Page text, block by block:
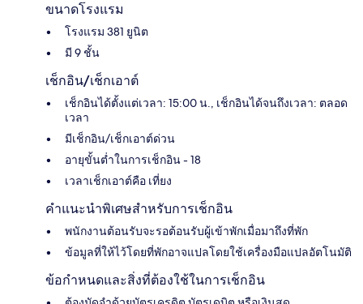
ขนาดโรงแรม
โรงแรม 381 ยูนิต
มี 9 ชั้น
เช็กอิน/เช็กเอาต์
เช็กอินได้ตั้งแต่เวลา: 15:00 น., เช็กอินได้จนถึงเวลา: ตลอด
เวลา
มีเช็กอิน/เช็กเอาต์ด่วน
อายุขั้นต่ำในการเช็กอิน - 18
เวลาเช็กเอาต์คือ เที่ยง
คำแนะนำพิเศษสำหรับการเช็กอิน
พนักงานต้อนรับจะรอต้อนรับผู้เข้าพักเมื่อมาถึงที่พัก
ข้อมูลที่ให้ไว้โดยที่พักอาจแปลโดยใช้เครื่องมือแปลอัตโนมัติ
ข้อกำหนดและสิ่งที่ต้องใช้ในการเช็กอิน